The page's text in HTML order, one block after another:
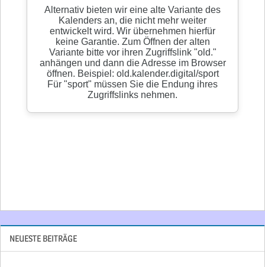
NEUESTE BEITRÄGE